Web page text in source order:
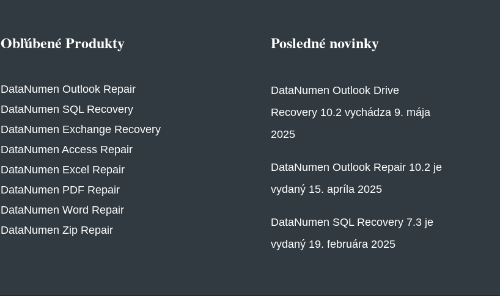
Obľúbené Produkty
DataNumen Outlook Repair
DataNumen SQL Recovery
DataNumen Exchange Recovery
DataNumen Access Repair
DataNumen Excel Repair
DataNumen PDF Repair
DataNumen Word Repair
DataNumen Zip Repair
Posledné novinky
DataNumen Outlook Drive
Recovery 10.2 vychádza 9. mája
2025
DataNumen Outlook Repair 10.2 je
vydaný 15. apríla 2025
DataNumen SQL Recovery 7.3 je
vydaný 19. februára 2025